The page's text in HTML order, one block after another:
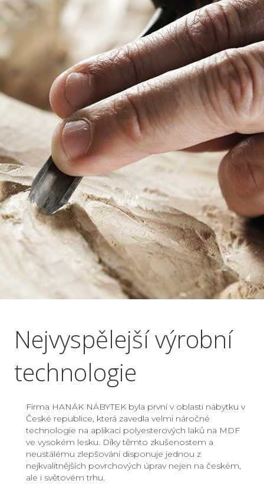
Nejvyspělejší výrobní
technologie
Firma HANÁK NÁBYTEK byla první v oblasti nábytku v
České republice, která zavedla velmi náročné
technologie na aplikaci polyesterových laků na MDF
ve vysokém lesku. Díky těmto zkušenostem a
neustálému zlepšování disponuje jednou z
nejkvalitnějších povrchových úprav nejen na českém,
ale i světovém trhu.